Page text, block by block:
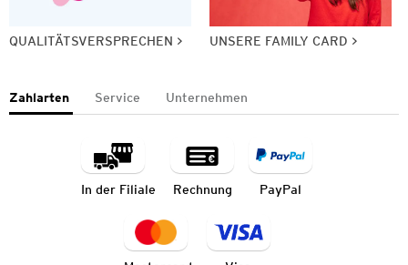
QUALITÄTSVERSPRECHEN UNSERE FAMILY CARD
Zahlarten Service Unternehmen
In der Filiale Rechnung PayPal